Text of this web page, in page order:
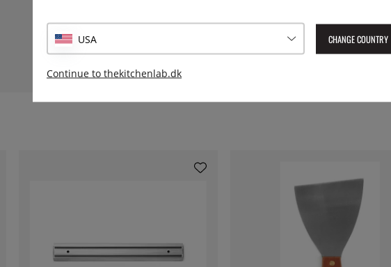
Leverings artikelnummer:65272
7393107652726
USA CHANGE COUNTRY
Continue to thekitchenlab.dk